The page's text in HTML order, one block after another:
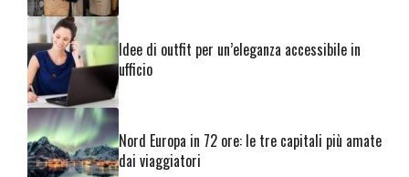
Idee di outfit per un’eleganza accessibile in
ufficio
Nord Europa in 72 ore: le tre capitali più amate
dai viaggiatori